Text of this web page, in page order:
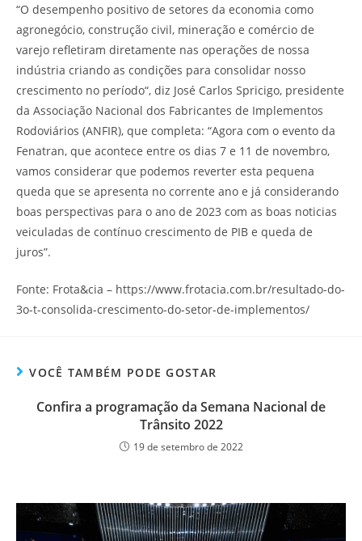
“O desempenho positivo de setores da economia como
agronegócio, construção civil, mineração e comércio de
varejo refletiram diretamente nas operações de nossa
indústria criando as condições para consolidar nosso
crescimento no período“, diz José Carlos Spricigo, presidente
da Associação Nacional dos Fabricantes de Implementos
Rodoviários (ANFIR), que completa: “Agora com o evento da
Fenatran, que acontece entre os dias 7 e 11 de novembro,
vamos considerar que podemos reverter esta pequena
queda que se apresenta no corrente ano e já considerando
boas perspectivas para o ano de 2023 com as boas noticias
veiculadas de contínuo crescimento de PIB e queda de
juros”.
Fonte: Frota&cia – https://www.frotacia.com.br/resultado-do-
3o-t-consolida-crescimento-do-setor-de-implementos/
VOCÊ TAMBÉM PODE GOSTAR
Confira a programação da Semana Nacional de
Trânsito 2022
19 de setembro de 2022